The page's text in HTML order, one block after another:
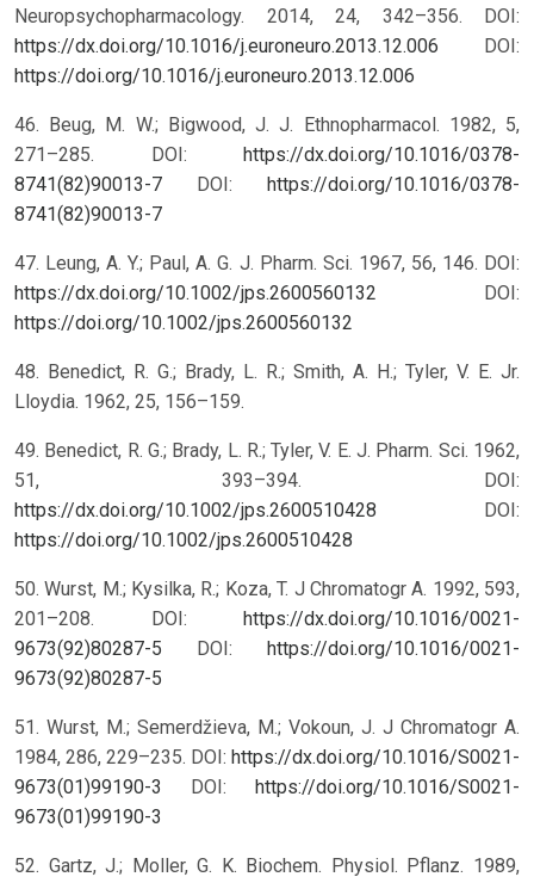
Neuropsychopharmacology. 2014, 24, 342–356. DOI:
https://dx.doi.org/10.1016/j.euroneuro.2013.12.006
DOI:
https://doi.org/10.1016/j.euroneuro.2013.12.006
46. Beug, M. W.; Bigwood, J. J. Ethnopharmacol. 1982, 5,
271–285. DOI: https://dx.doi.org/10.1016/0378-
8741(82)90013-7
DOI: https://doi.org/10.1016/0378-
8741(82)90013-7
47. Leung, A. Y.; Paul, A. G. J. Pharm. Sci. 1967, 56, 146. DOI:
https://dx.doi.org/10.1002/jps.2600560132
DOI:
https://doi.org/10.1002/jps.2600560132
48. Benedict, R. G.; Brady, L. R.; Smith, A. H.; Tyler, V. E. Jr.
Lloydia. 1962, 25, 156–159.
49. Benedict, R. G.; Brady, L. R.; Tyler, V. E. J. Pharm. Sci. 1962,
51, 393–394. DOI:
https://dx.doi.org/10.1002/jps.2600510428
DOI:
https://doi.org/10.1002/jps.2600510428
50. Wurst, M.; Kysilka, R.; Koza, T. J Chromatogr A. 1992, 593,
201–208. DOI: https://dx.doi.org/10.1016/0021-
9673(92)80287-5
DOI: https://doi.org/10.1016/0021-
9673(92)80287-5
51. Wurst, M.; Semerdžieva, M.; Vokoun, J. J Chromatogr A.
1984, 286, 229–235. DOI: https://dx.doi.org/10.1016/S0021-
9673(01)99190-3
DOI: https://doi.org/10.1016/S0021-
9673(01)99190-3
52. Gartz, J.; Moller, G. K. Biochem. Physiol. Pflanz. 1989,